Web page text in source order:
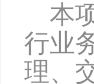
本
行业
理、